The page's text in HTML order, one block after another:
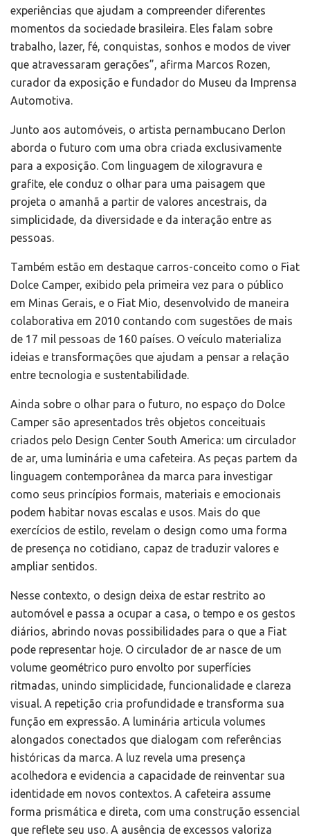
experiências que ajudam a compreender diferentes
momentos da sociedade brasileira. Eles falam sobre
trabalho, lazer, fé, conquistas, sonhos e modos de viver
que atravessaram gerações”, afirma Marcos Rozen,
curador da exposição e fundador do Museu da Imprensa
Automotiva.
Junto aos automóveis, o artista pernambucano Derlon
aborda o futuro com uma obra criada exclusivamente
para a exposição. Com linguagem de xilogravura e
grafite, ele conduz o olhar para uma paisagem que
projeta o amanhã a partir de valores ancestrais, da
simplicidade, da diversidade e da interação entre as
pessoas.
Também estão em destaque carros-conceito como o Fiat
Dolce Camper, exibido pela primeira vez para o público
em Minas Gerais, e o Fiat Mio, desenvolvido de maneira
colaborativa em 2010 contando com sugestões de mais
de 17 mil pessoas de 160 países. O veículo materializa
ideias e transformações que ajudam a pensar a relação
entre tecnologia e sustentabilidade.
Ainda sobre o olhar para o futuro, no espaço do Dolce
Camper são apresentados três objetos conceituais
criados pelo Design Center South America: um circulador
de ar, uma luminária e uma cafeteira. As peças partem da
linguagem contemporânea da marca para investigar
como seus princípios formais, materiais e emocionais
podem habitar novas escalas e usos. Mais do que
exercícios de estilo, revelam o design como uma forma
de presença no cotidiano, capaz de traduzir valores e
ampliar sentidos.
Nesse contexto, o design deixa de estar restrito ao
automóvel e passa a ocupar a casa, o tempo e os gestos
diários, abrindo novas possibilidades para o que a Fiat
pode representar hoje. O circulador de ar nasce de um
volume geométrico puro envolto por superfícies
ritmadas, unindo simplicidade, funcionalidade e clareza
visual. A repetição cria profundidade e transforma sua
função em expressão. A luminária articula volumes
alongados conectados que dialogam com referências
históricas da marca. A luz revela uma presença
acolhedora e evidencia a capacidade de reinventar sua
identidade em novos contextos. A cafeteira assume
forma prismática e direta, com uma construção essencial
que reflete seu uso. A ausência de excessos valoriza